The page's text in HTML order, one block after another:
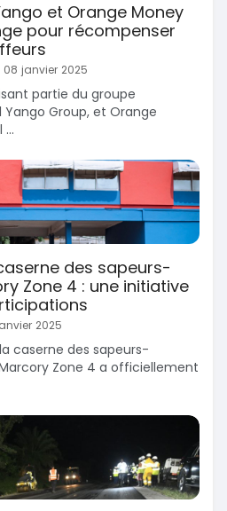
et Orange Money
pour récompenser
08 janvier 2025
partie du groupe
Group, et Orange
des sapeurs-
Zone 4 : une initiative
2025
caserne des sapeurs-
Zone 4 a officiellement